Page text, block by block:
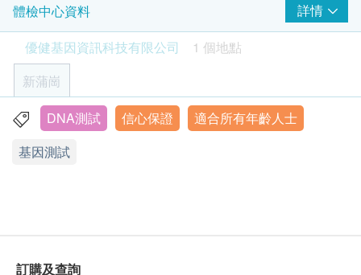
口腔細胞採樣指引
採集口腔細胞樣本前，請保持口腔清潔及濕潤。用
清水沖洗口腔
請在口腔棒上清楚寫上姓名、性別、出生日期及樣
本採集日期
請保持雙手清潔，再把口腔棒的蓋子除去
從管中取出口腔棒，用力將棉籤在你臉頰的内壁上
確認付款日期起計)接受有關測試，逾期作廢
星期日及公眾假期不設抽血服務
18 歲以下客戶，家長或監護人必須在場才可提供
服務
優健基因資訊科技員工上班時會量度體溫，每次均
使用全新即棄抽血設備及帶備酒精搓手液及消毒用
品，令客人安心
優健基因資訊科技有權會因應客人的情況而決定是
過，請勿使用
體檢中心資料
詳情
優健基因資訊科技有限公司
1 個地點
新蒲崗
香港新蒲崗太子道東698號寶光商業中心10樓
顯示地圖
DNA測試 信心保證
適合所有年齡人士
基因測試
訂購及查詢